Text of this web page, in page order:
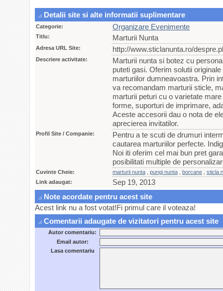
Detalii site si alte informatii suplimentare
Categorie: Organizare Evenimente
Titlu: Marturii Nunta
Adresa URL Site: http://www.sticlanunta.ro/
Descriere activitate:
Marturii nunta si botez cu
puteti gasi. Oferim solutii
marturiilor dumneavoastra. Prin
va recomandam marturii sticle,
marturii peturi cu o varietate
forme, suporturi de imprimare,
Aceste accesorii dau o nota de
aprecierea invitatilor.
Profil Site / Companie:
Pentru a te scuti de drumuri
cautarea marturiilor perfecte.
Noi iti oferim cel mai bun pret
posibilitati multiple de
Cuvinte Cheie: marturii nunta pungi nunta borcane
sticla
Link adaugat:
Sep 19, 2013
Note acordate pentru acest site
Acest link nu a fost votat!Fi primul care il voteaza!
Comentarii adaugate de vizitatori pentru acest site
Autor comentariu:
Email autor:
Lasa comentariu